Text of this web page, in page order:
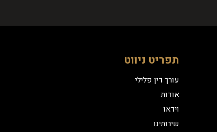
תפריט ניווט
עורך דין פלילי
אודות
וידאו
שירותינו